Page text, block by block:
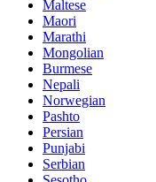
Maltese
Maori
Marathi
Mongolian
Burmese
Nepali
Norwegian
Pashto
Persian
Punjabi
Serbian